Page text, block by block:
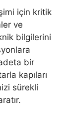
için kritik
ve
bilgilerini
bir
kapıları
sürekli